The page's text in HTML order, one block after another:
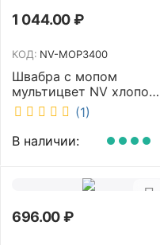
1 044.00₽
КОД: NV-MOP3400
Швабра с мопом
мультицвет NV хлопок
40 см NV-MOP3400
(1)
В наличии:
696.00₽